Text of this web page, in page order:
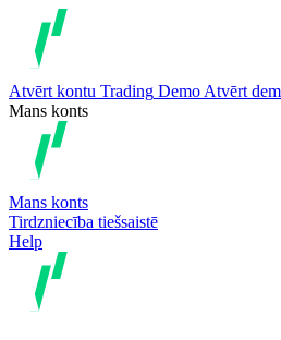
Atvērt kontu Trading Demo Atvērt
Mans konts
Mans konts
Tirdzniecība tiešsaistē
Help